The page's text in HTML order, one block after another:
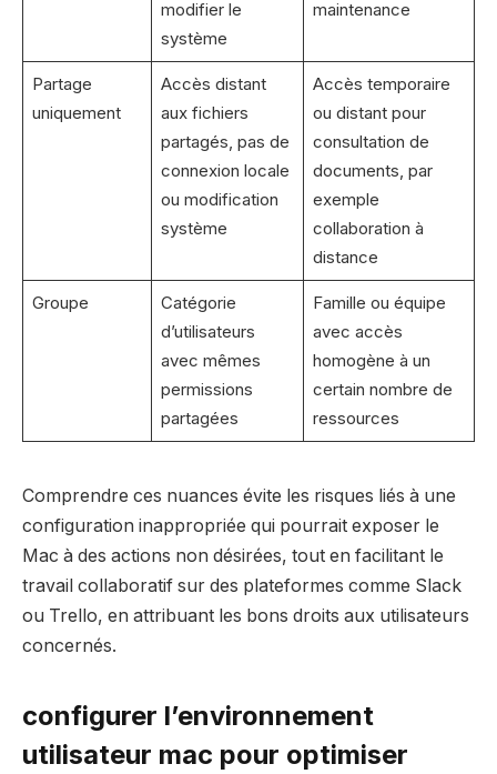
modifier le
système
maintenance
Partage
uniquement
Accès distant
aux fichiers
partagés, pas de
connexion locale
ou modification
système
Accès temporaire
ou distant pour
consultation de
documents, par
exemple
collaboration à
distance
Groupe
Catégorie
d’utilisateurs
avec mêmes
permissions
partagées
Famille ou équipe
avec accès
homogène à un
certain nombre de
ressources
Comprendre ces nuances évite les risques liés à une
configuration inappropriée qui pourrait exposer le
Mac à des actions non désirées, tout en facilitant le
travail collaboratif sur des plateformes comme Slack
ou Trello, en attribuant les bons droits aux utilisateurs
concernés.
configurer l’environnement
utilisateur mac pour optimiser